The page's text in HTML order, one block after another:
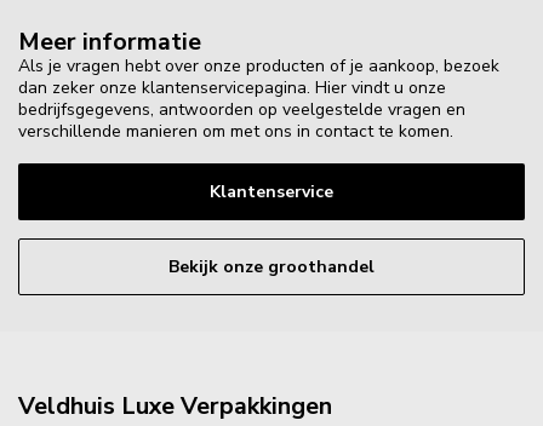
Meer informatie
Als je vragen hebt over onze producten of je aankoop, bezoek
dan zeker onze klantenservicepagina. Hier vindt u onze
bedrijfsgegevens, antwoorden op veelgestelde vragen en
verschillende manieren om met ons in contact te komen.
Klantenservice
Bekijk onze groothandel
Veldhuis Luxe Verpakkingen